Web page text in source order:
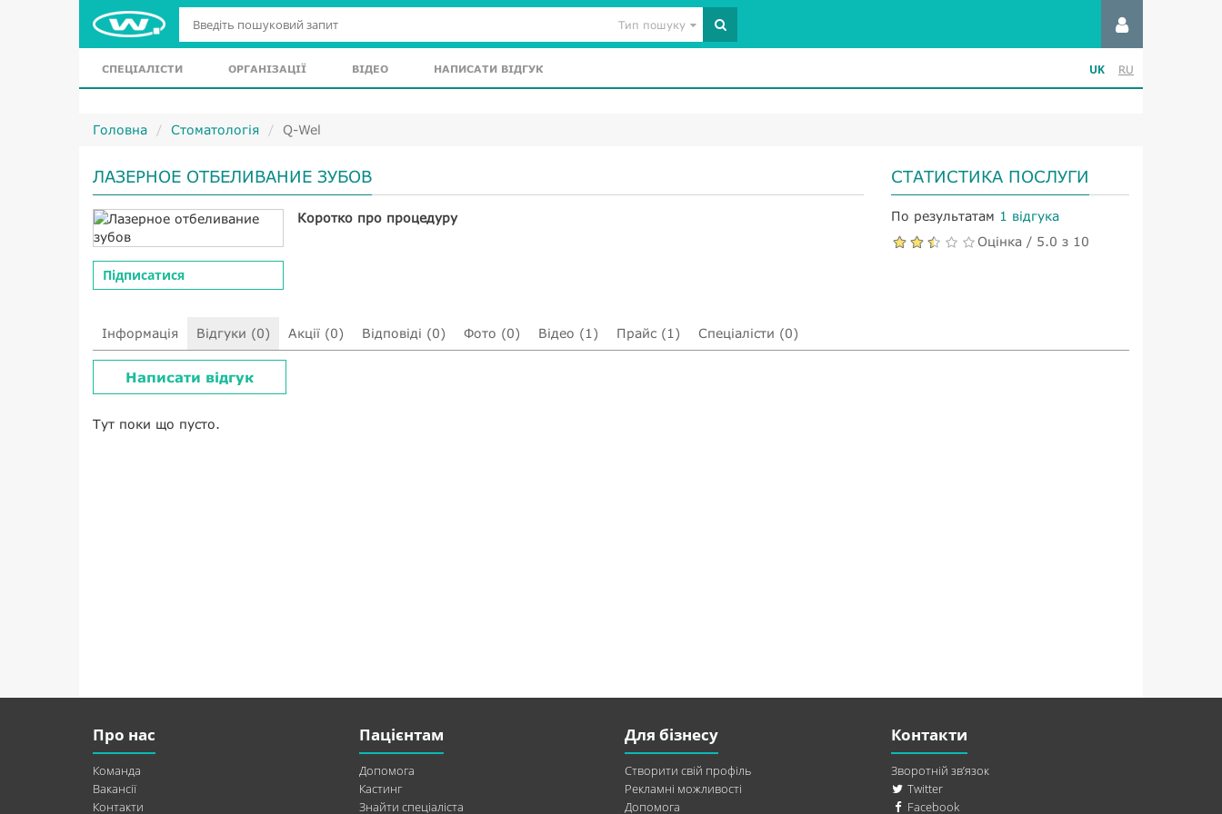
Тип пошуку
СПЕЦІАЛІСТИ ОРГАНІЗАЦІЇ ВІДЕО НАПИСАТИ ВІДГУК UK RU
Головна Стоматологія Q-Wel
ЛАЗЕРНОЕ ОТБЕЛИВАНИЕ ЗУБОВ
Підписатися
Коротко про процедуру
СТАТИСТИКА ПОСЛУГИ
По результатам 1 відгука
Оцінка / 5.0 з 10
Інформація Відгуки (0) Акції (0) Відповіді (0) Фото (0) Відео (1) Прайс (1) Спеціалісти (0)
Написати відгук
Тут поки що пусто.
Про нас
Команда
Вакансії
Контакти
Пацієнтам
Допомога
Кастинг
Знайти спеціаліста
Для бізнесу
Створити свій профіль
Рекламні можливості
Допомога
Контакти
Зворотній зв’язок
Twitter
Facebook